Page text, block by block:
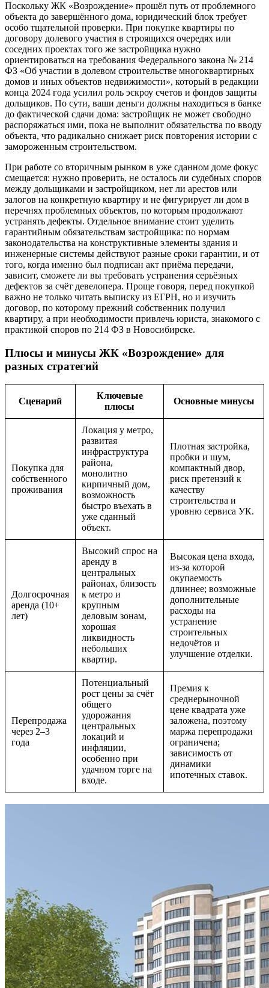
Поскольку ЖК «Возрождение» прошёл путь от проблемного
объекта до завершённого дома, юридический блок требует
особо тщательной проверки. При покупке квартиры по
договору долевого участия в строящихся очередях или
соседних проектах того же застройщика нужно
ориентироваться на требования Федерального закона № 214
ФЗ «Об участии в долевом строительстве многоквартирных
домов и иных объектов недвижимости», который в редакции
конца 2024 года усилил роль эскроу счетов и фондов защиты
дольщиков. По сути, ваши деньги должны находиться в банке
до фактической сдачи дома: застройщик не может свободно
распоряжаться ими, пока не выполнит обязательства по вводу
объекта, что радикально снижает риск повторения истории с
замороженным строительством.
При работе со вторичным рынком в уже сданном доме фокус
смещается: нужно проверить, не осталось ли судебных споров
между дольщиками и застройщиком, нет ли арестов или
залогов на конкретную квартиру и не фигурирует ли дом в
перечнях проблемных объектов, по которым продолжают
устранять дефекты. Отдельное внимание стоит уделить
гарантийным обязательствам застройщика: по нормам
законодательства на конструктивные элементы здания и
инженерные системы действуют разные сроки гарантии, и от
того, когда именно был подписан акт приёма передачи,
зависит, сможете ли вы требовать устранения серьёзных
дефектов за счёт девелопера. Проще говоря, перед покупкой
важно не только читать выписку из ЕГРН, но и изучить
договор, по которому прежний собственник получил
квартиру, а при необходимости привлечь юриста, знакомого с
практикой споров по 214 ФЗ в Новосибирске.
Плюсы и минусы ЖК «Возрождение» для
разных стратегий
Сценарий
Ключевые
плюсы
Основные минусы
Покупка для
собственного
проживания
Локация у метро,
развитая
инфраструктура
района,
монолитно
кирпичный дом,
возможность
быстро въехать в
уже сданный
объект.
Плотная застройка,
пробки и шум,
компактный двор,
риск претензий к
качеству
строительства и
уровню сервиса УК.
Долгосрочная
аренда (10+
лет)
Высокий спрос на
аренду в
центральных
районах, близость
к метро и
крупным
деловым зонам,
хорошая
ликвидность
небольших
квартир.
Высокая цена входа,
из-за которой
окупаемость
длиннее; возможные
дополнительные
расходы на
устранение
строительных
недочётов и
улучшение отделки.
Перепродажа
через 2–3
года
Потенциальный
рост цены за счёт
общего
удорожания
центральных
локаций и
инфляции,
особенно при
удачном торге на
входе.
Премия к
среднерыночной
цене квадрата уже
заложена, поэтому
маржа перепродажи
ограничена;
зависимость от
динамики
ипотечных ставок.